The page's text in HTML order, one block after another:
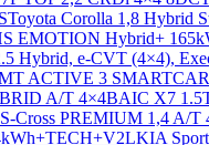
Toyota Corolla 1,8 Hybrid
EMOTION Hybrid+
Hybrid, e-CVT (4×4),
ACTIVE 3
A/T 4×4BAIC X7
Cross PREMIUM 1,4 A/T
KIA